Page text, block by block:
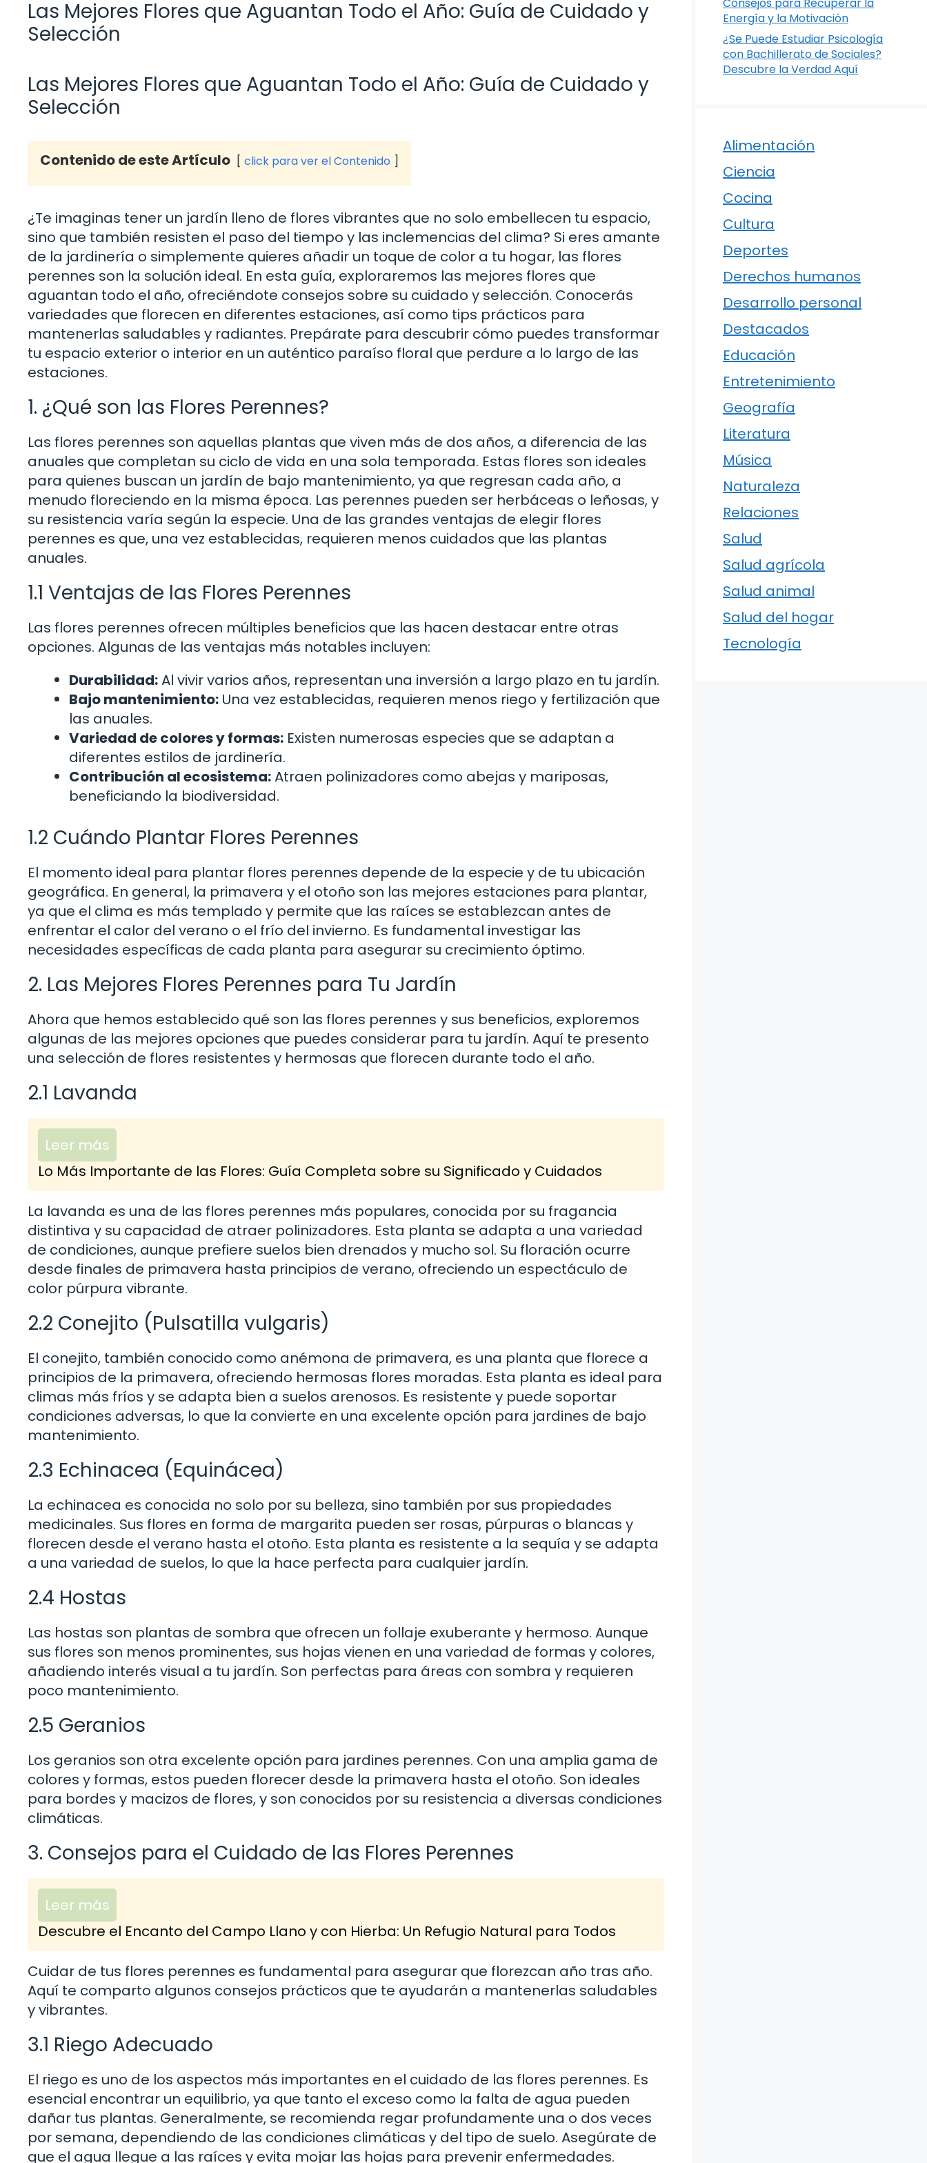
Las Mejores Flores que Aguantan Todo el Año: Guía de Cuidado y
Selección
Las Mejores Flores que Aguantan Todo el Año: Guía de Cuidado y
Selección
Contenido de este Artículo click para ver el Contenido
¿Te imaginas tener un jardín lleno de flores vibrantes que no solo embellecen tu espacio,
sino que también resisten el paso del tiempo y las inclemencias del clima? Si eres amante
de la jardinería o simplemente quieres añadir un toque de color a tu hogar, las flores
perennes son la solución ideal. En esta guía, exploraremos las mejores flores que
aguantan todo el año, ofreciéndote consejos sobre su cuidado y selección. Conocerás
variedades que florecen en diferentes estaciones, así como tips prácticos para
mantenerlas saludables y radiantes. Prepárate para descubrir cómo puedes transformar
tu espacio exterior o interior en un auténtico paraíso floral que perdure a lo largo de las
estaciones.
1. ¿Qué son las Flores Perennes?
Las flores perennes son aquellas plantas que viven más de dos años, a diferencia de las
anuales que completan su ciclo de vida en una sola temporada. Estas flores son ideales
para quienes buscan un jardín de bajo mantenimiento, ya que regresan cada año, a
menudo floreciendo en la misma época. Las perennes pueden ser herbáceas o leñosas, y
su resistencia varía según la especie. Una de las grandes ventajas de elegir flores
perennes es que, una vez establecidas, requieren menos cuidados que las plantas
anuales.
1.1 Ventajas de las Flores Perennes
Las flores perennes ofrecen múltiples beneficios que las hacen destacar entre otras
opciones. Algunas de las ventajas más notables incluyen:
Durabilidad:Al vivir varios años, representan una inversión a largo plazo en tu jardín.
Bajo mantenimiento: Una vez establecidas, requieren menos riego y fertilización que
las anuales.
Variedad de colores y formas: Existen numerosas especies que se adaptan a
diferentes estilos de jardinería.
Contribución al ecosistema:Atraen polinizadores como abejas y mariposas,
beneficiando la biodiversidad.
1.2 Cuándo Plantar Flores Perennes
El momento ideal para plantar flores perennes depende de la especie y de tu ubicación
geográfica. En general, la primavera y el otoño son las mejores estaciones para plantar,
ya que el clima es más templado y permite que las raíces se establezcan antes de
enfrentar el calor del verano o el frío del invierno. Es fundamental investigar las
necesidades específicas de cada planta para asegurar su crecimiento óptimo.
2. Las Mejores Flores Perennes para Tu Jardín
Ahora que hemos establecido qué son las flores perennes y sus beneficios, exploremos
algunas de las mejores opciones que puedes considerar para tu jardín. Aquí te presento
una selección de flores resistentes y hermosas que florecen durante todo el año.
2.1 Lavanda
Leer más
Lo Más Importante de las Flores: Guía Completa sobre su Significado y Cuidados
La lavanda es una de las flores perennes más populares, conocida por su fragancia
distintiva y su capacidad de atraer polinizadores. Esta planta se adapta a una variedad
de condiciones, aunque prefiere suelos bien drenados y mucho sol. Su floración ocurre
desde finales de primavera hasta principios de verano, ofreciendo un espectáculo de
color púrpura vibrante.
2.2 Conejito (Pulsatilla vulgaris)
El conejito, también conocido como anémona de primavera, es una planta que florece a
principios de la primavera, ofreciendo hermosas flores moradas. Esta planta es ideal para
climas más fríos y se adapta bien a suelos arenosos. Es resistente y puede soportar
condiciones adversas, lo que la convierte en una excelente opción para jardines de bajo
mantenimiento.
2.3 Echinacea (Equinácea)
La echinacea es conocida no solo por su belleza, sino también por sus propiedades
medicinales. Sus flores en forma de margarita pueden ser rosas, púrpuras o blancas y
florecen desde el verano hasta el otoño. Esta planta es resistente a la sequía y se adapta
a una variedad de suelos, lo que la hace perfecta para cualquier jardín.
2.4 Hostas
Las hostas son plantas de sombra que ofrecen un follaje exuberante y hermoso. Aunque
sus flores son menos prominentes, sus hojas vienen en una variedad de formas y colores,
añadiendo interés visual a tu jardín. Son perfectas para áreas con sombra y requieren
poco mantenimiento.
2.5 Geranios
Los geranios son otra excelente opción para jardines perennes. Con una amplia gama de
colores y formas, estos pueden florecer desde la primavera hasta el otoño. Son ideales
para bordes y macizos de flores, y son conocidos por su resistencia a diversas condiciones
climáticas.
3. Consejos para el Cuidado de las Flores Perennes
Leer más
Descubre el Encanto del Campo Llano y con Hierba: Un Refugio Natural para Todos
Cuidar de tus flores perennes es fundamental para asegurar que florezcan año tras año.
Aquí te comparto algunos consejos prácticos que te ayudarán a mantenerlas saludables
y vibrantes.
3.1 Riego Adecuado
El riego es uno de los aspectos más importantes en el cuidado de las flores perennes. Es
esencial encontrar un equilibrio, ya que tanto el exceso como la falta de agua pueden
dañar tus plantas. Generalmente, se recomienda regar profundamente una o dos veces
por semana, dependiendo de las condiciones climáticas y del tipo de suelo. Asegúrate de
que el agua llegue a las raíces y evita mojar las hojas para prevenir enfermedades.
Energía y la Motivación
¿Se Puede Estudiar Psicología
con Bachillerato de Sociales?
Descubre la Verdad Aquí
Alimentación
Ciencia
Cocina
Cultura
Deportes
Derechos humanos
Desarrollo personal
Destacados
Educación
Entretenimiento
Geografía
Literatura
Música
Naturaleza
Relaciones
Salud
Salud agrícola
Salud animal
Salud del hogar
Tecnología